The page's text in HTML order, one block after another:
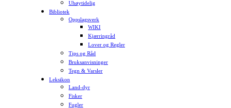
Uhøytidelig
Bibliotek
Oppslagsverk
WIKI
Kjærringråd
Lover og Regler
Tips og Råd
Bruksanvisninger
Tegn & Varsler
Leksikon
Land-dyr
Fisker
Fugler